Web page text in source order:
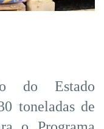
do Estado
toneladas de